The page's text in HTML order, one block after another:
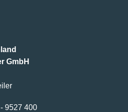
GmbH
9527 400